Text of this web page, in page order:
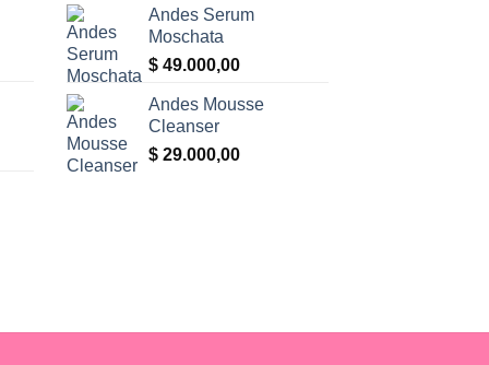
Andes Serum
Moschata
$ 49.000,00
Andes Mousse
Cleanser
$ 29.000,00